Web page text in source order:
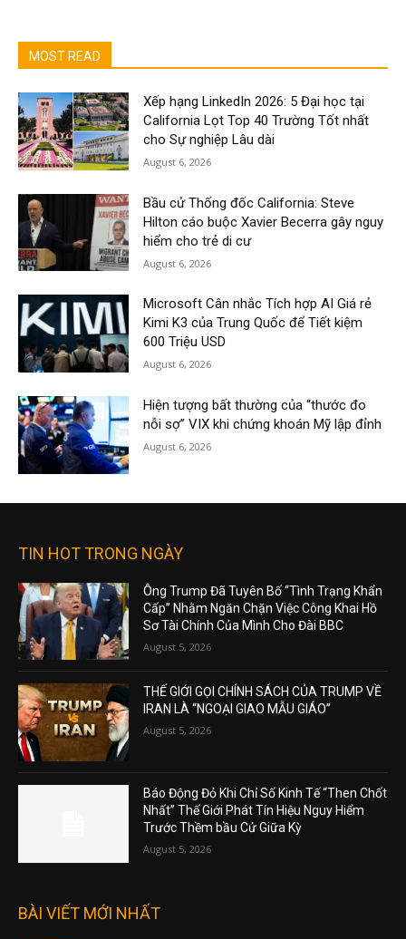
MOST READ
Xếp hạng LinkedIn 2026: 5 Đại học tại
California Lọt Top 40 Trường Tốt nhất
cho Sự nghiệp Lâu dài
August 6, 2026
Bầu cử Thống đốc California: Steve
Hilton cáo buộc Xavier Becerra gây nguy
hiểm cho trẻ di cư
August 6, 2026
Microsoft Cân nhắc Tích hợp AI Giá rẻ
Kimi K3 của Trung Quốc để Tiết kiệm
600 Triệu USD
August 6, 2026
Hiện tượng bất thường của “thước đo
nỗi sợ” VIX khi chứng khoán Mỹ lập đỉnh
August 6, 2026
TIN HOT TRONG NGÀY
Ông Trump Đã Tuyên Bố “Tình Trạng Khẩn
Cấp” Nhằm Ngăn Chặn Việc Công Khai Hồ
Sơ Tài Chính Của Mình Cho Đài BBC
August 5, 2026
THẾ GIỚI GỌI CHÍNH SÁCH CỦA TRUMP VỀ
IRAN LÀ “NGOẠI GIAO MẪU GIÁO”
August 5, 2026
Báo Động Đỏ Khi Chỉ Số Kinh Tế “Then Chốt
Nhất” Thế Giới Phát Tín Hiệu Nguy Hiểm
Trước Thềm bầu Cử Giữa Kỳ
August 5, 2026
BÀI VIẾT MỚI NHẤT